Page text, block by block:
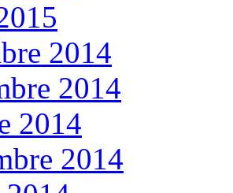
2014
2014
2014
2014